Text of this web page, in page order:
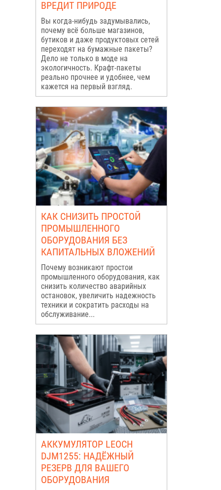
ВРЕДИТ ПРИРОДЕ
Вы когда-нибудь задумывались,
почему всё больше магазинов,
бутиков и даже продуктовых сетей
переходят на бумажные пакеты?
Дело не только в моде на
экологичность. Крафт-пакеты
реально прочнее и удобнее, чем
кажется на первый взгляд.
КАК СНИЗИТЬ ПРОСТОЙ
ПРОМЫШЛЕННОГО
ОБОРУДОВАНИЯ БЕЗ
КАПИТАЛЬНЫХ ВЛОЖЕНИЙ
Почему возникают простои
промышленного оборудования, как
снизить количество аварийных
остановок, увеличить надежность
техники и сократить расходы на
обслуживание...
АККУМУЛЯТОР LEOCH
DJM1255: НАДЁЖНЫЙ
РЕЗЕРВ ДЛЯ ВАШЕГО
ОБОРУДОВАНИЯ